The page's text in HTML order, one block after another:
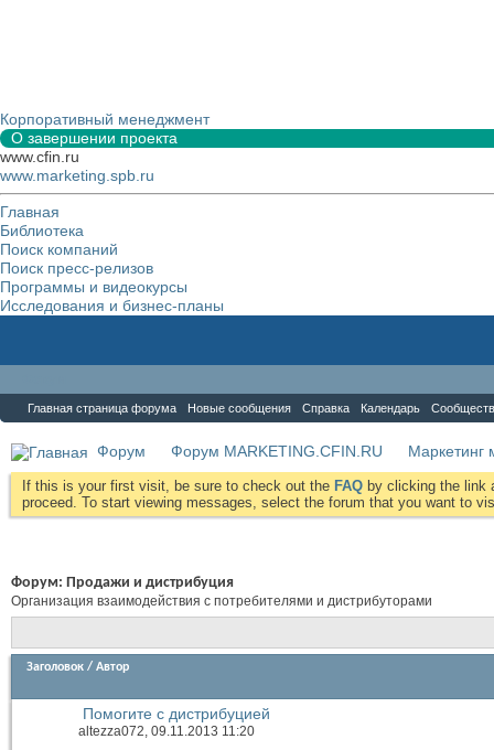
Корпоративный менеджмент
О завершении проекта
www.cfin.ru
www.marketing.spb.ru
Главная
Библиотека
Поиск компаний
Поиск пресс-релизов
Программы и видеокурсы
Исследования и бизнес-планы
Главная страница форума Новые сообщения Справка Календарь
Форум Форум MARKETING.CFIN.RU Маркетинг
If this is your first visit, be sure to check out the FAQ by clicking the link
proceed. To start viewing messages, select the forum that you want to
Форум: Продажи и дистрибуция
Организация взаимодействия с потребителями и дистрибуторами
Заголовок / Автор
Помогите с дистрибуцией
altezza072, 09.11.2013 11:20